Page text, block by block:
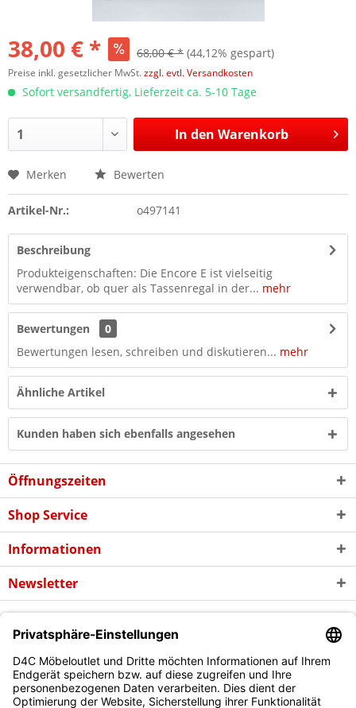
38,00 € * 68,00 € * (44,12% gespart)
Preise inkl. gesetzlicher MwSt.zzgl. evtl. Versandkosten
Sofort versandfertig, Lieferzeit ca. 5-10 Tage
In den Warenkorb
Merken Bewerten
Artikel-Nr.: o497141
Beschreibung
Produkteigenschaften: Die Encore E ist vielseitig
verwendbar, ob quer als Tassenregal in der... mehr
Bewertungen
0
Bewertungen lesen, schreiben und diskutieren... mehr
Ähnliche Artikel
Kunden haben sich ebenfalls angesehen
Öffnungszeiten
Shop Service
Informationen
Newsletter
* Alle Preise inkl. gesetzl. Mehrwertsteuer zzgl. evtl.
und
ggf. Nachnahmegebühren, wenn nicht anders beschrieben
Copyright © d4c Möbel Outlet - Alle Rechte vorbehalten